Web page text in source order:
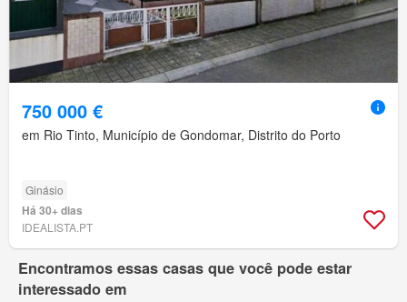
750 000 €
em Rio Tinto, Município de Gondomar, Distrito do Porto
Ginásio
Há 30+ dias
IDEALISTA.PT
Encontramos essas casas que você pode estar
interessado em